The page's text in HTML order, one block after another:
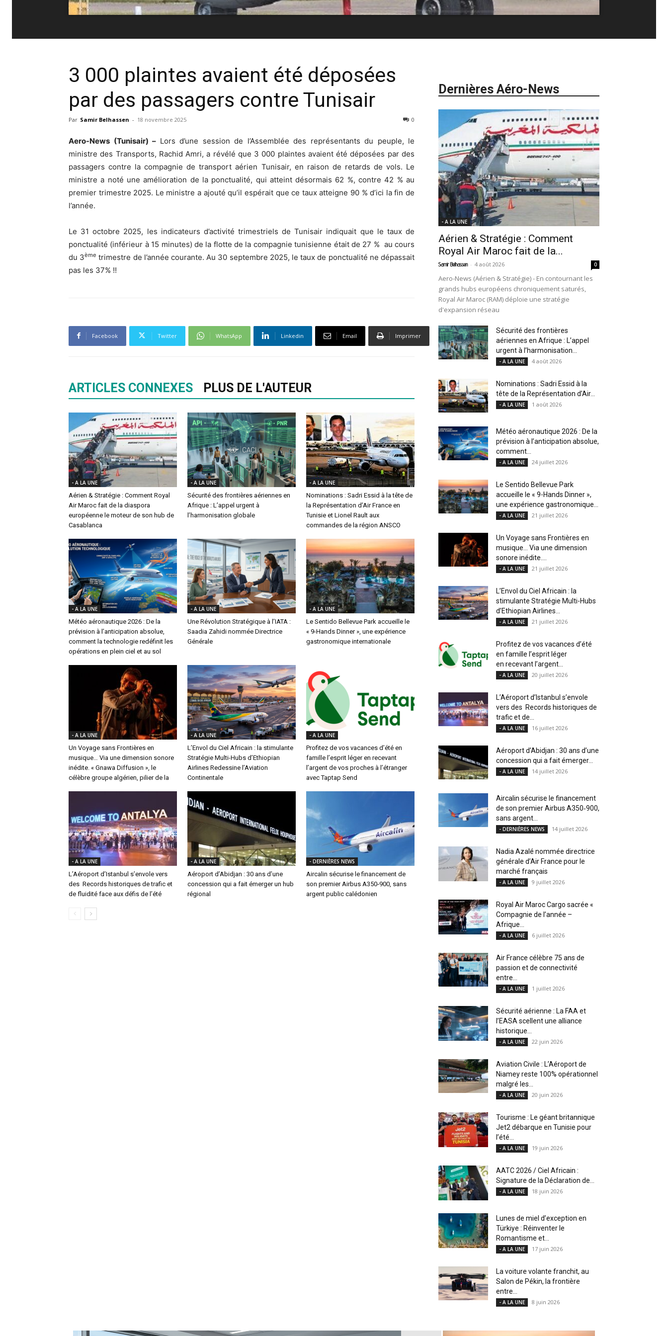
3 000 plaintes avaient été déposées
par des passagers contre Tunisair
Par Samir Belhassen - 18 novembre 2025 0
Aero-News (Tunisair) – Lors d’une session de l’Assemblée des représentants du peuple, le
ministre des Transports, Rachid Amri, a révélé que 3 000 plaintes avaient été déposées par des
passagers contre la compagnie de transport aérien Tunisair, en raison de retards de vols. Le
ministre a noté une amélioration de la ponctualité, qui atteint désormais 62 %, contre 42 % au
premier trimestre 2025. Le ministre a ajouté qu’il espérait que ce taux atteigne 90 % d’ici la fin de
l’année.
Le 31 octobre 2025, les indicateurs d’activité trimestriels de Tunisair indiquait que le taux de
ponctualité (inférieur à 15 minutes) de la flotte de la compagnie tunisienne était de 27 % au cours
du 3ème trimestre de l’année courante. Au 30 septembre 2025, le taux de ponctualité ne dépassait
pas les 37% !!
Facebook Twitter WhatsApp Linkedin Email Imprimer
ARTICLES CONNEXES PLUS DE L'AUTEUR
- A LA UNE
Aérien & Stratégie : Comment Royal
Air Maroc fait de la diaspora
européenne le moteur de son hub de
Casablanca
- A LA UNE
Sécurité des frontières aériennes en
Afrique : L’appel urgent à
l’harmonisation globale
- A LA UNE
Nominations : Sadri Essid à la tête de
la Représentation d’Air France en
Tunisie et Lionel Rault aux
commandes de la région ANSCO
- A LA UNE
Météo aéronautique 2026 : De la
prévision à l’anticipation absolue,
comment la technologie redéfinit les
opérations en plein ciel et au sol
- A LA UNE
Une Révolution Stratégique à l’IATA :
Saadia Zahidi nommée Directrice
Générale
- A LA UNE
Le Sentido Bellevue Park accueille le
« 9-Hands Dinner », une expérience
gastronomique internationale
- A LA UNE
Un Voyage sans Frontières en
musique… Via une dimension sonore
inédite. « Gnawa Diffusion », le
célèbre groupe algérien, pilier de la
- A LA UNE
L’Envol du Ciel Africain : la stimulante
Stratégie Multi-Hubs d’Ethiopian
Airlines Redessine l’Aviation
Continentale
- A LA UNE
Profitez de vos vacances d’été en
famille l’esprit léger en recevant
l’argent de vos proches à l’étranger
avec Taptap Send
- A LA UNE
L’Aéroport d’Istanbul s’envole vers
des Records historiques de trafic et
de fluidité face aux défis de l’été
- A LA UNE
Aéroport d’Abidjan : 30 ans d’une
concession qui a fait émerger un hub
régional
- DERNIÈRES NEWS
Aircalin sécurise le financement de
son premier Airbus A350‑900, sans
argent public calédonien
Dernières Aéro-News
- A LA UNE
Aérien & Stratégie : Comment
Royal Air Maroc fait de la...
Samir Belhassen - 4 août 2026 0
Aero-News (Aérien & Stratégie) - En contournant les
grands hubs européens chroniquement saturés,
Royal Air Maroc (RAM) déploie une stratégie
d'expansion réseau
Sécurité des frontières
aériennes en Afrique : L’appel
urgent à l’harmonisation...
- A LA UNE 4 août 2026
Nominations : Sadri Essid à la
tête de la Représentation d’Air...
- A LA UNE 1 août 2026
Météo aéronautique 2026 : De la
prévision à l’anticipation absolue,
comment...
- A LA UNE 24 juillet 2026
Le Sentido Bellevue Park
accueille le « 9-Hands Dinner »,
une expérience gastronomique...
- A LA UNE 21 juillet 2026
Un Voyage sans Frontières en
musique… Via une dimension
sonore inédite....
- A LA UNE 21 juillet 2026
L’Envol du Ciel Africain : la
stimulante Stratégie Multi-Hubs
d’Ethiopian Airlines...
- A LA UNE 21 juillet 2026
Profitez de vos vacances d’été
en famille l’esprit léger
en recevant l’argent...
- A LA UNE 20 juillet 2026
L’Aéroport d’Istanbul s’envole
vers des Records historiques de
trafic et de...
- A LA UNE 16 juillet 2026
Aéroport d’Abidjan : 30 ans d’une
concession qui a fait émerger...
- A LA UNE 14 juillet 2026
Aircalin sécurise le financement
de son premier Airbus A350‑900,
sans argent...
- DERNIÈRES NEWS 14 juillet 2026
Nadia Azalé nommée directrice
générale d’Air France pour le
marché français
- A LA UNE 9 juillet 2026
Royal Air Maroc Cargo sacrée «
Compagnie de l’année –
Afrique...
- A LA UNE 6 juillet 2026
Air France célèbre 75 ans de
passion et de connectivité
entre...
- A LA UNE 1 juillet 2026
Sécurité aérienne : La FAA et
l’EASA scellent une alliance
historique...
- A LA UNE 22 juin 2026
Aviation Civile : L’Aéroport de
Niamey reste 100% opérationnel
malgré les...
- A LA UNE 20 juin 2026
Tourisme : Le géant britannique
Jet2 débarque en Tunisie pour
l’été...
- A LA UNE 19 juin 2026
AATC 2026 / Ciel Africain :
Signature de la Déclaration de...
- A LA UNE 18 juin 2026
Lunes de miel d’exception en
Türkiye : Réinventer le
Romantisme et...
- A LA UNE 17 juin 2026
La voiture volante franchit, au
Salon de Pékin, la frontière
entre...
- A LA UNE 8 juin 2026